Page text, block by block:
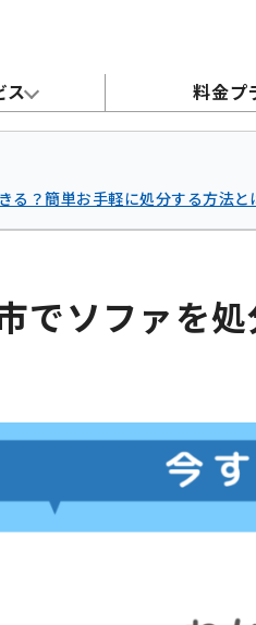
ス 料金プ
る？簡単お手軽に処分する方法と
でソファを